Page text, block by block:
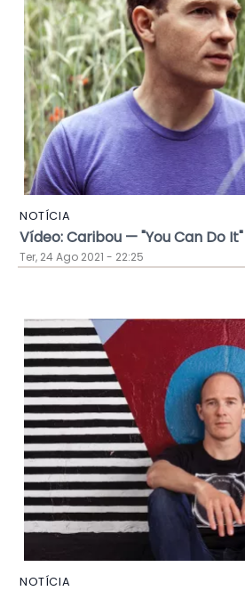
NOTÍCIA
Vídeo: Caribou — "You Can Do It"
Ter, 24 Ago 2021 - 22:25
NOTÍCIA